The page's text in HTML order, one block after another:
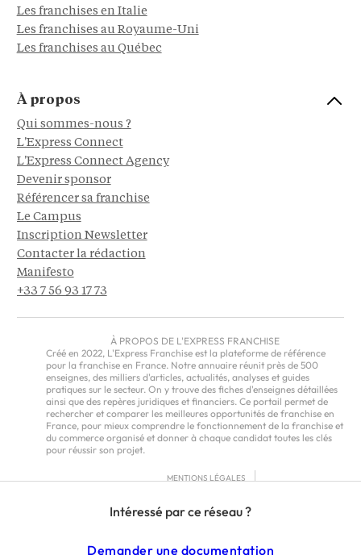
Intéressé par ce réseau ?
Demander une documentation
Les franchises en Italie
Les franchises au Royaume-Uni
Les franchises au Québec
À propos
Qui sommes-nous ?
L'Express Connect
L'Express Connect Agency
Devenir sponsor
Référencer sa franchise
Le Campus
Inscription Newsletter
Contacter la rédaction
Manifesto
+33 7 56 93 17 73
À PROPOS DE L'EXPRESS FRANCHISE
Créé en 2022, L'Express Franchise est la plateforme de référence
pour la franchise en France. Notre annuaire réunit près de 500
enseignes, des milliers d'articles, actualités, analyses et guides
pratiques sur le secteur. On y trouve des fiches d'enseignes détaillées
ainsi que des repères juridiques et financiers. Ce portail permet de
rechercher et comparer les meilleures opportunités de franchise en
France, pour mieux comprendre le fonctionnement de la franchise et
du commerce organisé et donner à chaque candidat toutes les clés
pour réussir son projet.
MENTIONS LÉGALES
CGU